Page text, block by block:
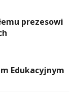
prezesowi
Edukacyjnym